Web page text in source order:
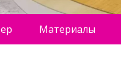
Материалы